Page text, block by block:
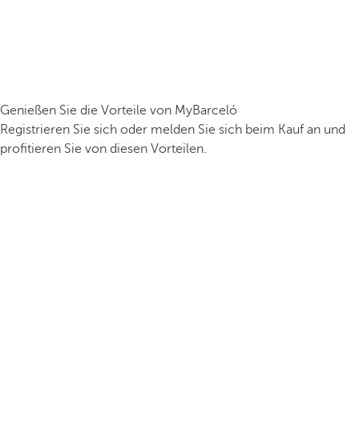
Genießen Sie die Vorteile von MyBarceló
Registrieren Sie sich oder melden Sie sich beim Kauf an und
profitieren Sie von diesen Vorteilen.